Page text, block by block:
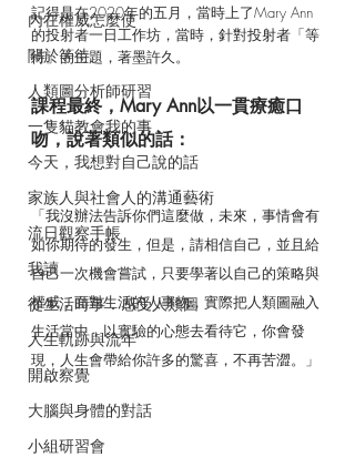
內在權威怎麼使
關於等待
人類圖分析師研習
一隻貓教會我的事
今天，我想對自己說的話
家族人與社會人的溝通藝術
流日觀察手帳
我讀
從生活時事．感受人類圖
人生軌跡與流年
開啟察覺
大腦與身體的對話
小組研習會
記得是在2020年的五月，當時上了Mary Ann
的投射者一日工作坊，當時，針對投射者「等
待」的主題，著墨許久。
課程最終，Mary Ann以一貫療癒口
吻，說著類似的話：
「我沒辦法告訴你們這麼做，未來，事情會有
如你期待的發生，但是，請相信自己，並且給
自己一次機會嘗試，只要學著以自己的策略與
權威，面對生活的人事物，實際把人類圖融入
生活當中，以實驗的心態去看待它，你會發
現，人生會帶給你許多的驚喜，不再苦澀。」